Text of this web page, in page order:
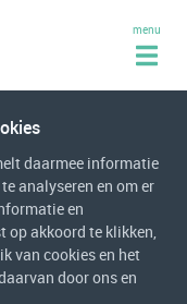
menu
daarmee informatie
analyseren en om er
en
op akkoord te klikken,
van cookies en het
door ons en